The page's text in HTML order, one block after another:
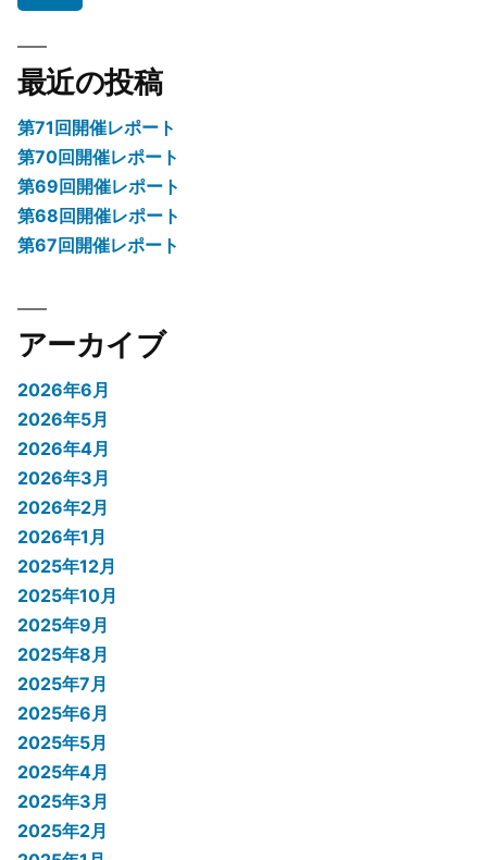
の
最近の投稿
第71回開催レポート
第70回開催レポート
第69回開催レポート
第68回開催レポート
第67回開催レポート
アーカイブ
2026年6月
2026年5月
2026年4月
2026年3月
2026年2月
2026年1月
2025年12月
2025年10月
2025年9月
2025年8月
2025年7月
2025年6月
2025年5月
2025年4月
2025年3月
2025年2月